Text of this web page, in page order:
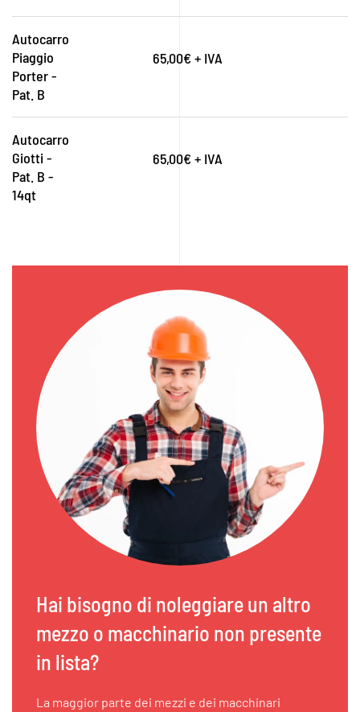
Autocarro
Piaggio
Porter -
Pat. B
65,00€ + IVA
Autocarro
Giotti -
Pat. B -
14qt
65,00€ + IVA
Hai bisogno di noleggiare un altro
mezzo o macchinario non presente
in lista?
La maggior parte dei mezzi e dei macchinari